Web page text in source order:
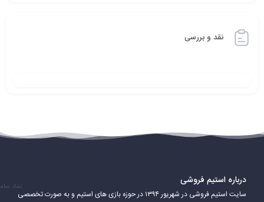
براي خريد اين محصول ابتدا بر روي گزينه خريد کليک کرده و بعد به
پس از چک کردن تعداد را
خريد–ادامهکليک کنيد
نقد و بررسی
درباره استیم فروشی
سایت استیم فروشی در شهریور ۱۳۹۴ در حوزه بازی های استیم و به صورت تخصصی
نماد